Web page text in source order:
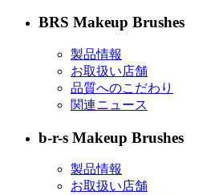
BRS Makeup Brushes
製品情報
お取扱い店舗
品質へのこだわり
関連ニュース
b-r-s Makeup Brushes
製品情報
お取扱い店舗